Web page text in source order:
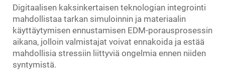
Digitaalisen kaksinkertaisen teknologian integrointi
mahdollistaa tarkan simuloinnin ja materiaalin
käyttäytymisen ennustamisen EDM-porausprosessin
aikana, jolloin valmistajat voivat ennakoida ja estää
mahdollisia stressiin liittyviä ongelmia ennen niiden
syntymistä.